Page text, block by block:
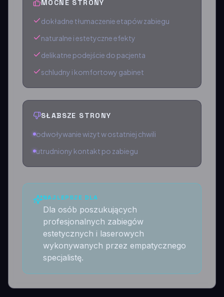
MOCNE STRONY
dokładne tłumaczenie etapów zabiegu
naturalne i estetyczne efekty
delikatne podejście do pacjenta
schludny i komfortowy gabinet
SŁABSZE STRONY
odwoływanie wizyt w ostatniej chwili
utrudniony kontakt po zabiegu
NAJLEPSZE DLA
Dla osób poszukujących
profesjonalnych zabiegów
estetycznych i laserowych
wykonywanych przez empatycznego
specjalistę.